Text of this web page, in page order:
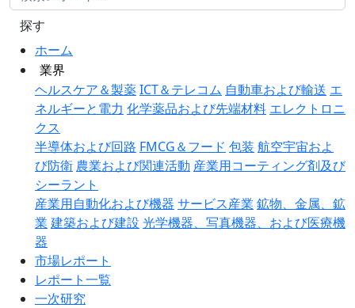
ホーム
業界
ヘルスケア＆製薬ICT＆テレコム 自動車および輸送 エ
ネルギーと電力 化学薬品および先端材料 エレクトロニ
クス
半導体および回路 FMCG＆フード 包装 航空宇宙およ
び防衛 農業および関連活動 産業用コーティング剤及び
シーラント
産業用自動化および機器 サービス産業 鉱物、金属、鉱
業 建築および建設 光学機器、写真機器、および医療機
器
市場レポート
レポート一覧
一次研究
探す